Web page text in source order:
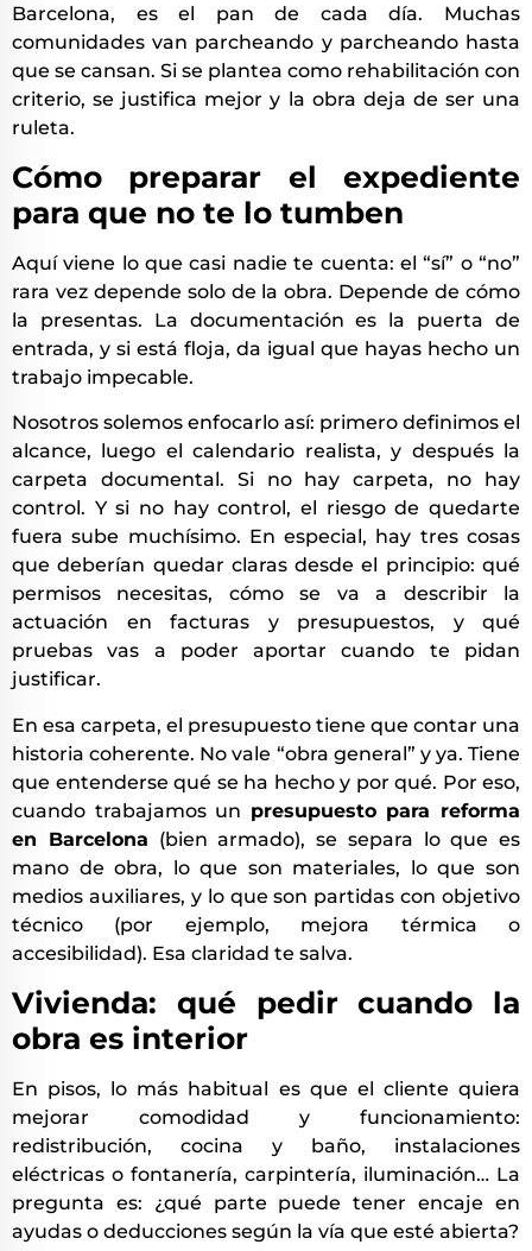
Barcelona, es el pan de cada día. Muchas
comunidades van parcheando y parcheando hasta
que se cansan. Si se plantea como rehabilitación con
criterio, se justifica mejor y la obra deja de ser una
ruleta.
Cómo preparar el expediente
para que no te lo tumben
Aquí viene lo que casi nadie te cuenta: el “sí” o “no”
rara vez depende solo de la obra. Depende de cómo
la presentas. La documentación es la puerta de
entrada, y si está floja, da igual que hayas hecho un
trabajo impecable.
Nosotros solemos enfocarlo así: primero definimos el
alcance, luego el calendario realista, y después la
carpeta documental. Si no hay carpeta, no hay
control. Y si no hay control, el riesgo de quedarte
fuera sube muchísimo. En especial, hay tres cosas
que deberían quedar claras desde el principio: qué
permisos necesitas, cómo se va a describir la
actuación en facturas y presupuestos, y qué
pruebas vas a poder aportar cuando te pidan
justificar.
En esa carpeta, el presupuesto tiene que contar una
historia coherente. No vale “obra general” y ya. Tiene
que entenderse qué se ha hecho y por qué. Por eso,
cuando trabajamos un presupuesto para reforma
en Barcelona (bien armado), se separa lo que es
mano de obra, lo que son materiales, lo que son
medios auxiliares, y lo que son partidas con objetivo
técnico (por ejemplo, mejora térmica o
accesibilidad). Esa claridad te salva.
Vivienda: qué pedir cuando la
obra es interior
En pisos, lo más habitual es que el cliente quiera
mejorar comodidad y funcionamiento:
redistribución, cocina y baño, instalaciones
eléctricas o fontanería, carpintería, iluminación… La
pregunta es: ¿qué parte puede tener encaje en
ayudas o deducciones según la vía que esté abierta?